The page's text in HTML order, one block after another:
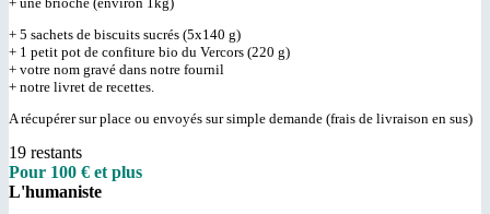
+ 5 sachets de biscuits sucrés (5x140 g)
+ 1 petit pot de confiture bio du Vercors (220 g)
+ votre nom gravé dans notre fournil
+ notre livret de recettes.
A récupérer sur place ou envoyés sur simple demande (frais de livraison en sus)
19 restants
Pour 100 € et plus
L'humaniste